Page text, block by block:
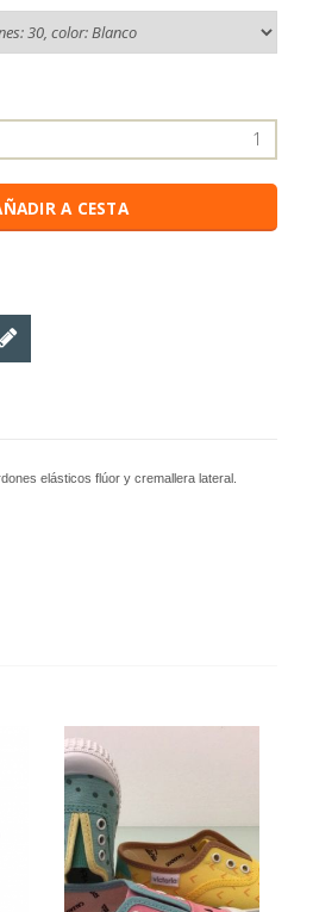
A CESTA
elásticos flúor y cremallera lateral.